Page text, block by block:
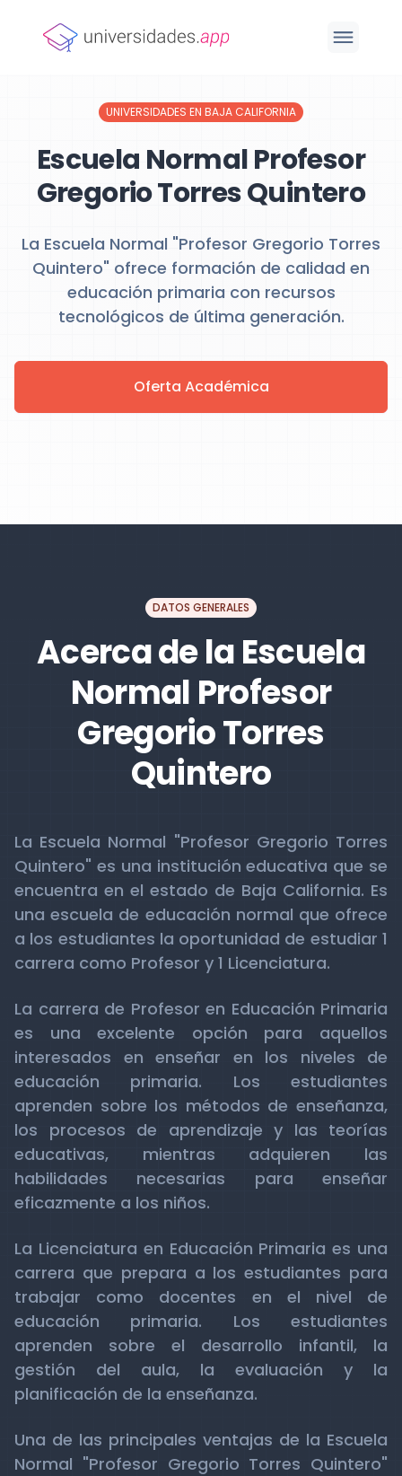
UNIVERSIDADES EN BAJA CALIFORNIA
Escuela Normal Profesor
Gregorio Torres Quintero
La Escuela Normal "Profesor Gregorio Torres
Quintero" ofrece formación de calidad en
educación primaria con recursos
tecnológicos de última generación.
Oferta Académica
DATOS GENERALES
Acerca de la Escuela
Normal Profesor
Gregorio Torres
Quintero
La Escuela Normal "Profesor Gregorio Torres
Quintero" es una institución educativa que se
encuentra en el estado de Baja California. Es
una escuela de educación normal que ofrece
a los estudiantes la oportunidad de estudiar 1
carrera como Profesor y 1 Licenciatura.
La carrera de Profesor en Educación Primaria
es una excelente opción para aquellos
interesados en enseñar en los niveles de
educación primaria. Los estudiantes
aprenden sobre los métodos de enseñanza,
los procesos de aprendizaje y las teorías
educativas, mientras adquieren las
habilidades necesarias para enseñar
eficazmente a los niños.
La Licenciatura en Educación Primaria es una
carrera que prepara a los estudiantes para
trabajar como docentes en el nivel de
educación primaria. Los estudiantes
aprenden sobre el desarrollo infantil, la
gestión del aula, la evaluación y la
planificación de la enseñanza.
Una de las principales ventajas de la Escuela
Normal "Profesor Gregorio Torres Quintero"